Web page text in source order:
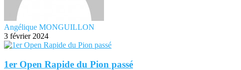
Angélique MONGUILLON
3 février 2024
1er Open Rapide du Pion passé